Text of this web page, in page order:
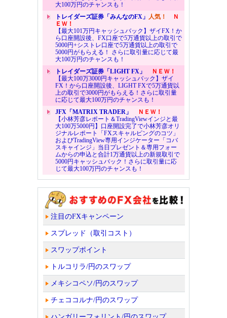
大100万円のチャンスも！
トレイダーズ証券「みんなのFX」 人気！
Ｎ
ＥＷ！
【最大101万円キャッシュバック】ザイFX！か
ら口座開設後、FX口座で5万通貨以上の取引で
5000円+シストレ口座で5万通貨以上の取引で
5000円がもらえる！ さらに取引量に応じて最
大100万円のチャンスも！
トレイダーズ証券「LIGHT FX」
ＮＥＷ！
【最大100万3000円キャッシュバック】ザイ
FX！から口座開設後、LIGHT FXで5万通貨以
上の取引で3000円がもらえる！さらに取引量
に応じて最大100万円のチャンスも！
JFX「MATRIX TRADER」
ＮＥＷ！
【小林芳彦レポート＆TradingViewインジと最
大100万5000円】口座開設完了で小林芳彦オリ
ジナルレポート「FXスキャルピングのコツ」
およびTradingView専用インジケーター「コバ
スキャインジ」当日プレゼント＆専用フォー
ムからの申込と合計1万通貨以上の新規取引で
5000円キャッシュバック！さらに取引量に応
じて最大100万円のチャンスも！
注目のFXキャンペーン
スプレッド（取引コスト）
スワップポイント
トルコリラ/円のスワップ
メキシコペソ/円のスワップ
チェココルナ/円のスワップ